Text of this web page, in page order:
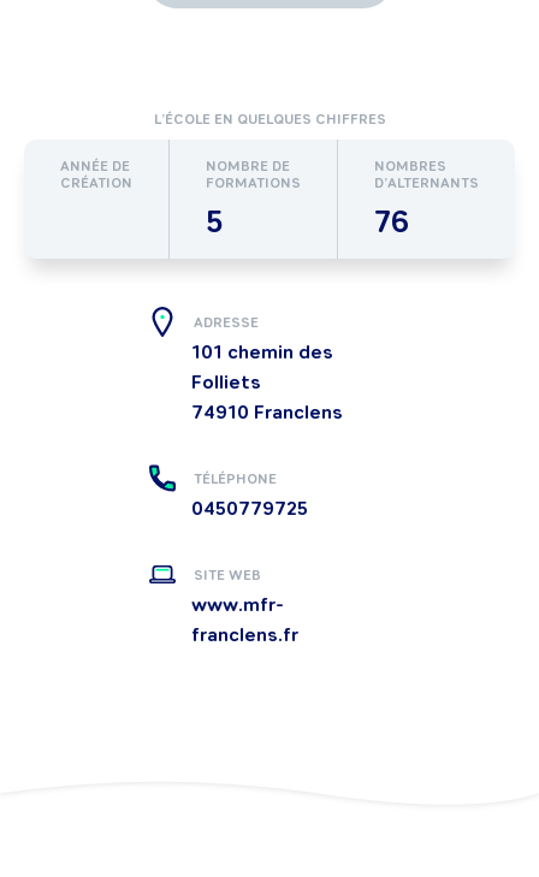
L’ÉCOLE EN QUELQUES CHIFFRES
ANNÉE DE
CRÉATION
NOMBRE DE
FORMATIONS
5
NOMBRES
D’ALTERNANTS
76
ADRESSE
101 chemin des
Folliets
74910 Franclens
TÉLÉPHONE
0450779725
SITE WEB
www.mfr-
franclens.fr